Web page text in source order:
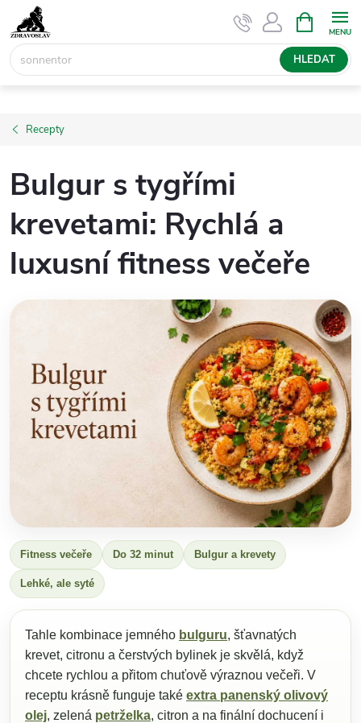
na
obsah
HLEDAT
NÁKUPNÍ
KOŠÍK
Recepty
Bulgur s tygřími
krevetami: Rychlá a
luxusní fitness večeře
Fitness večeře Do 32 minut Bulgur a krevety
Lehké, ale syté
Tahle kombinace jemného bulguru, šťavnatých
krevet, citronu a čerstvých bylinek je skvělá, když
chcete rychlou a přitom chuťově výraznou večeři. V
receptu krásně funguje také extra panenský olivový
olej, zelená petrželka, citron a na finální dochucení i